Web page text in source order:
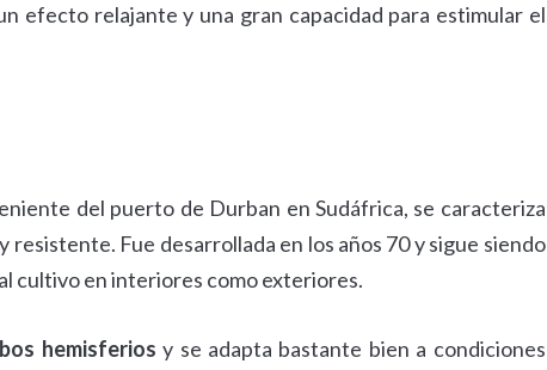
efecto relajante y una gran capacidad para estimular el
del puerto de Durban en Sudáfrica, se caracteriza
resistente. Fue desarrollada en los años 70 y sigue siendo
cultivo en interiores como exteriores.
hemisferios y se adapta bastante bien a condiciones